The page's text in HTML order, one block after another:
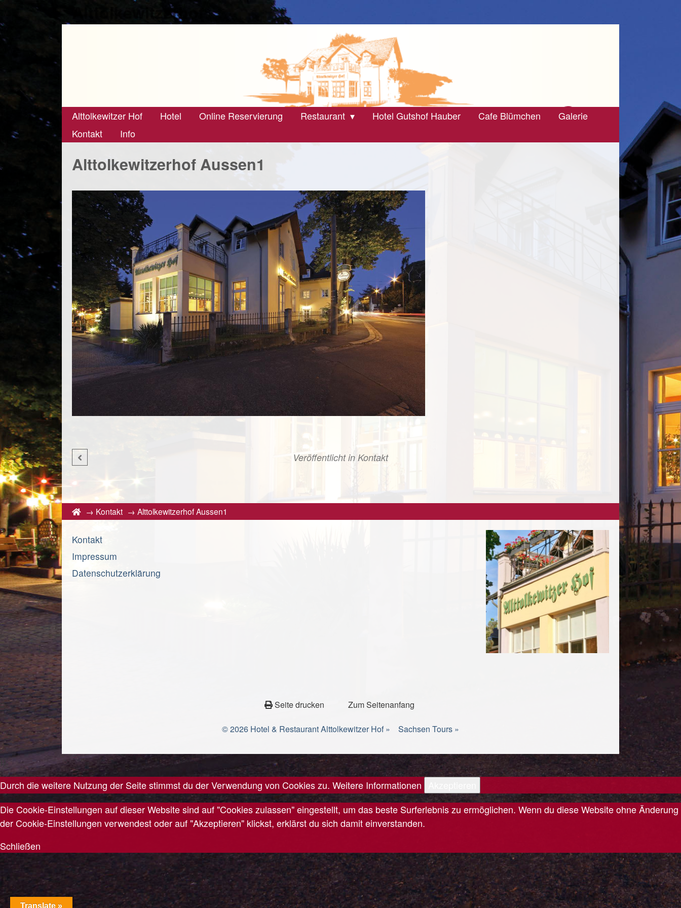
Alttolkewitzerhof
Alttolkewitzer Hof Hotel Online Reservierung Restaurant Hotel Gutshof Hauber Cafe Blümchen
Galerie
Kontakt
Info
Alttolkewitzerhof Aussen1
Veröffentlicht in Kontakt
→ Kontakt → Alttolkewitzerhof Aussen1
Kontakt
Impressum
Datenschutzerklärung
Seite drucken Zum Seitenanfang
© 2026 Hotel & Restaurant Alttolkewitzer Hof » Sachsen Tours »
Translate »
});
Durch die weitere Nutzung der Seite stimmst du der Verwendung von Cookies zu. Weitere Informationen
Die Cookie-Einstellungen auf dieser Website sind auf "Cookies zulassen" eingestellt, um das beste Surferlebnis zu ermöglichen. Wenn du diese Website ohne Änderung
der Cookie-Einstellungen verwendest oder auf "Akzeptieren" klickst, erklärst du sich damit einverstanden.
Schließen